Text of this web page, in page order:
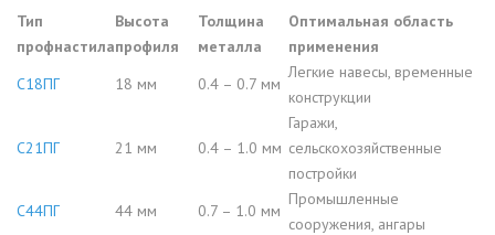
Тип
профнастила
Высота
профиля
Толщина
металла
Оптимальная область
применения
С18ПГ
18 мм 0.4 – 0.7 мм
Легкие навесы, временные
конструкции
С21ПГ 21 мм 0.4 – 1.0 мм
Гаражи,
сельскохозяйственные
постройки
С44ПГ
44 мм 0.7 – 1.0 мм
Промышленные
сооружения, ангары